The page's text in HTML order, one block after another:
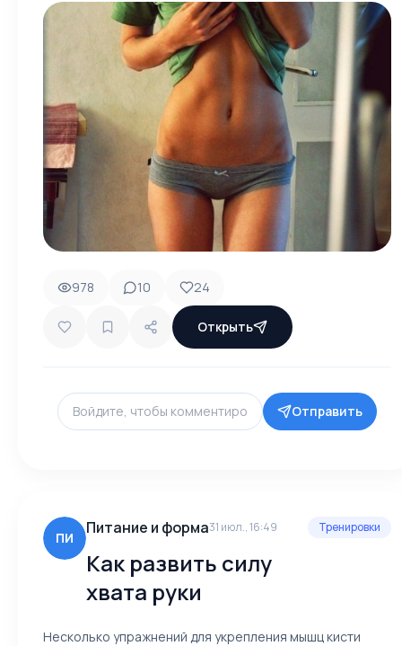
978 10 24
Открыть
Отправить
ПИ
Питание и форма31 июл., 16:49
Как развить силу
хвата руки
Тренировки
Несколько упражнений для укрепления мышц кисти